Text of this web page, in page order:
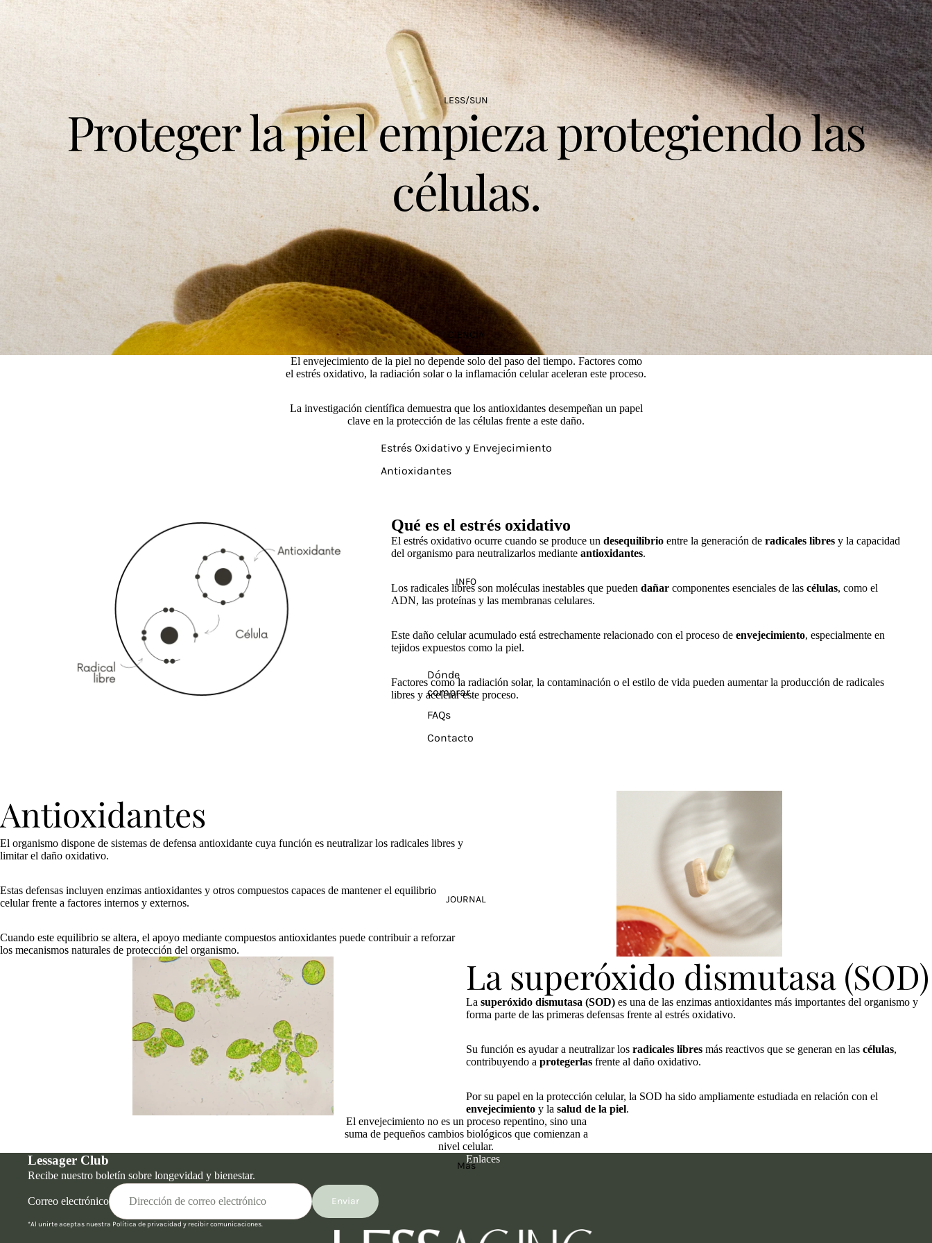
LESS/SUN
CIENCIA
Estrés Oxidativo y Envejecimiento
Antioxidantes
INFO
Dónde
comprar
FAQs
Contacto
JOURNAL
Más
Proteger la piel empieza protegiendo las
células.
El envejecimiento de la piel no depende solo del paso del tiempo. Factores como
el estrés oxidativo, la radiación solar o la inflamación celular aceleran este proceso.
La investigación científica demuestra que los antioxidantes desempeñan un papel
clave en la protección de las células frente a este daño.
Qué es el estrés oxidativo
El estrés oxidativo ocurre cuando se produce un desequilibrioentre la generación de radicales libresy la capacidad
del organismo para neutralizarlos mediante antioxidantes.
Los radicales libres son moléculas inestables que pueden dañarcomponentes esenciales de las células, como el
ADN, las proteínas y las membranas celulares.
Este daño celular acumulado está estrechamente relacionado con el proceso de envejecimiento, especialmente en
tejidos expuestos como la piel.
Factores como la radiación solar, la contaminación o el estilo de vida pueden aumentar la producción de radicales
libres y acelerar este proceso.
Antioxidantes
El organismo dispone de sistemas de defensa antioxidante cuya función es neutralizar los radicales libres y
limitar el daño oxidativo.
Estas defensas incluyen enzimas antioxidantes y otros compuestos capaces de mantener el equilibrio
celular frente a factores internos y externos.
Cuando este equilibrio se altera, el apoyo mediante compuestos antioxidantes puede contribuir a reforzar
los mecanismos naturales de protección del organismo.
La superóxido dismutasa (SOD)
La superóxido dismutasa (SOD) es una de las enzimas antioxidantes más importantes del organismo y
forma parte de las primeras defensas frente al estrés oxidativo.
Su función es ayudar a neutralizar los radicales libres más reactivos que se generan en las células,
contribuyendo a protegerlas frente al daño oxidativo.
Por su papel en la protección celular, la SOD ha sido ampliamente estudiada en relación con el
envejecimiento y la salud de la piel.
El envejecimiento no es un proceso repentino, sino una
suma de pequeños cambios biológicos que comienzan a
nivel celular.
Lessager Club
Recibe nuestro boletín sobre longevidad y bienestar.
Correo electrónico Enviar
*Al unirte aceptas nuestra Política de privacidad y recibir comunicaciones.
Enlaces
Política de envío